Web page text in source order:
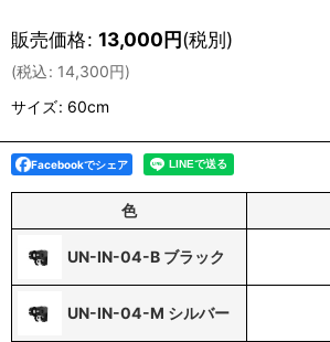
販売価格: 13,000円(税別)
(税込: 14,300円)
サイズ: 60cm
Facebookでシェア
色
UN-IN-04-B ブラック
UN-IN-04-M シルバー